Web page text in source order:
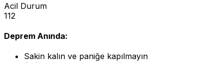
Acil Durum
112
Deprem Anında:
Sakin kalın ve paniğe kapılmayın